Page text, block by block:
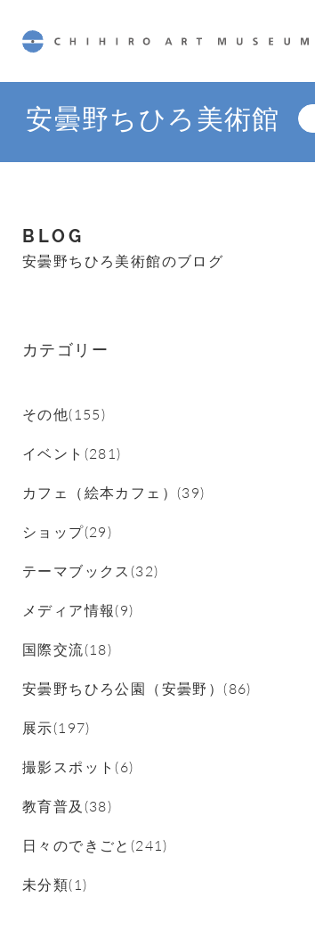
安曇野ちひろ美術館
BLOG
安曇野ちひろ美術館のブログ
カテゴリー
その他(155)
イベント(281)
カフェ（絵本カフェ）(39)
ショップ(29)
テーマブックス(32)
メディア情報(9)
国際交流(18)
安曇野ちひろ公園（安曇野）(86)
展示(197)
撮影スポット(6)
教育普及(38)
日々のできごと(241)
未分類(1)